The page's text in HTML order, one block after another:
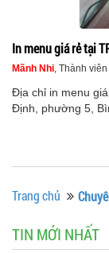
In menu giá rẻ tại
Mãnh Nhi, Thành
Địa chỉ in menu
Định, phường 5,
Trang chủ
TIN MỚI NHẤT